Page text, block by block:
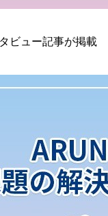
ビュー記事が掲載